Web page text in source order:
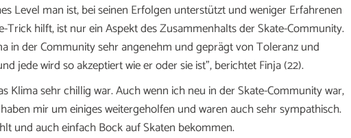
Level man ist, bei seinen Erfolgen unterstützt und weniger Erfahrenen
Trick hilft, ist nur ein Aspekt des Zusammenhalts der Skate-Community.
in der Community sehr angenehm und geprägt von Toleranz und
jede wird so akzeptiert wie er oder sie ist”, berichtet Finja (22).
Klima sehr chillig war. Auch wenn ich neu in der Skate-Community war,
mir um einiges weitergeholfen und waren auch sehr sympathisch.
und auch einfach Bock auf Skaten bekommen.